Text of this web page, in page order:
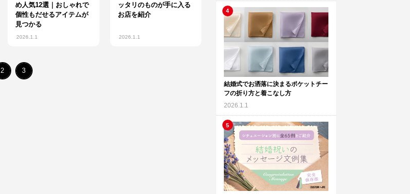
め人気12選｜おしゃれで
個性もだせるアイテムが
見つかる
2026.1.1
ッタリのものが手に入る
お店を紹介
2026.1.1
2 3
結婚式でお洒落に決まるポケットチー
フの折り方と着こなし方
2026.1.1